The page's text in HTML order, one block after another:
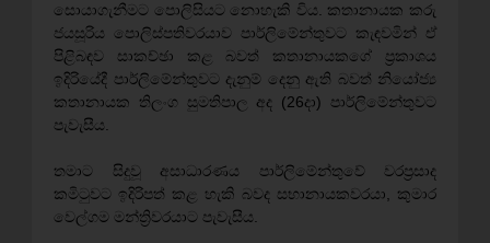
සොයාගැනීමට පොලිසියට නොහැකි විය. කතානායක කරු
ජයසූරිය පොලිස්පතිවරයාව පාර්ලිමේන්තුවට කැඳවමින් ඒ
පිළිබඳව සාකච්ඡා කළ බවත් කතානායකගේ ප්‍රකාශය
ඉදිරියේදී පාර්ලිමේන්තුවට දැනුම් දෙනු ඇති බවත් නියෝජ්‍ය
කතානායක තිලංග සුමතිපාල අද (26දා) පාර්ලිමේන්තුවට
පැවැසීය.
තමාට සිදුවූ අසාධාරණය පාර්ලිමේන්තුවේ වරප්‍රසාද
කමිටුවට ඉදිරිපත් කළ හැකි බවද සභානායකවරයා, කුමාර
වෙල්ගම මන්ත්‍රිවරයාට පැවැසීය.